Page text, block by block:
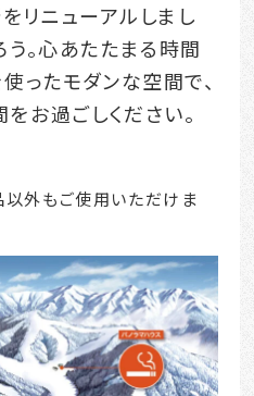
リニューアルしまし
う。心あたたまる時間
ったモダンな空間で、
お過ごしください。
外もご使用いただけま